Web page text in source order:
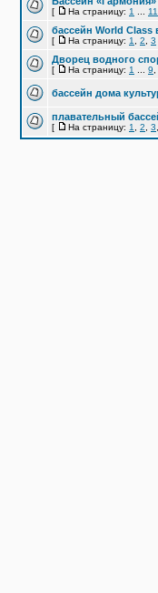
[ На страницу: 1 11
бассейн World
[ На страницу: 1 2 3
Дворец водного
[ На страницу: 1 9
бассейн дома
плавательный
[ На страницу: 1 2 3